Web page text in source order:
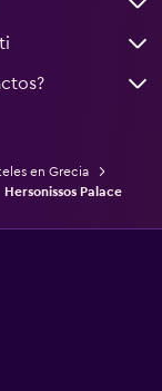
en Grecia
Hersonissos Palace